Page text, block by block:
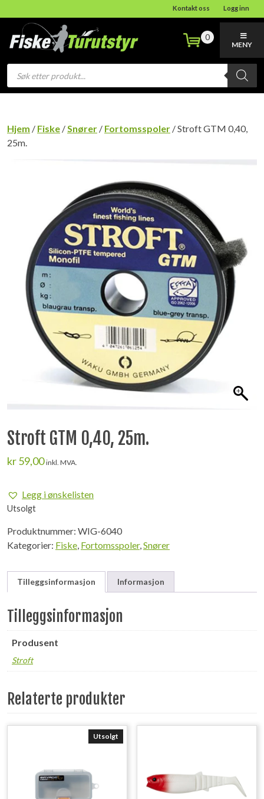
Kontakt oss Logg inn
Products
search
0
MENY
Hjem / Fiske /Snører / Fortomsspoler / Stroft GTM 0,40,
25m.
Stroft GTM 0,40, 25m.
kr59,00 inkl. MVA.
Legg i ønskelisten
Utsolgt
Produktnummer: WIG-6040
Kategorier: Fiske, Fortomsspoler,Snører
Tilleggsinformasjon Informasjon
Tilleggsinformasjon
Produsent
Stroft
Relaterte produkter
Utsolgt